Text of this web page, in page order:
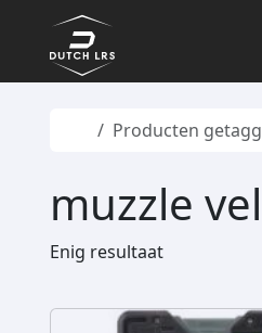
Skip to content
Skip to footer
Home
Producten
muzzle
Enig resultaat